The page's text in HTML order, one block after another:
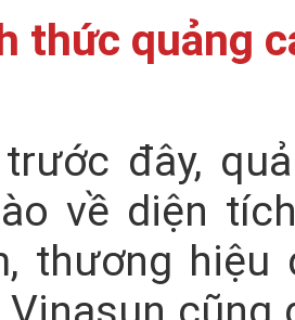
thức quảng
đây,
về diện
thương hiệu